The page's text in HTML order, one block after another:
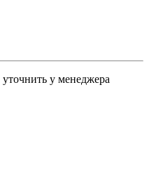
уточнить у менеджера